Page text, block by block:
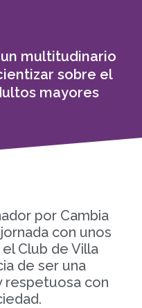
multitudinario
sobre el
mayores
por Cambia
con unos
Club de Villa
de ser una
respetuosa con